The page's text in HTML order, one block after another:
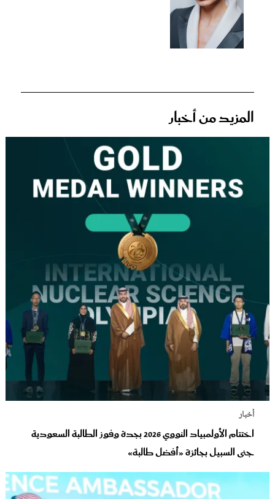
المزيد من أخبار
أخبار
اختتام الأولمبياد النووي 2026 بجدة وفوز الطالبة السعودية
جنى السبيل بجائزة «أفضل طالبة»